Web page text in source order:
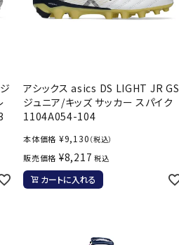
アシックス asics DS LIGHT JR GS
ジュニア/キッズ サッカー スパイク
1104A054-104
本体価格 ¥9,130 （税込）
販売価格 ¥8,217 税込
カートに入れる